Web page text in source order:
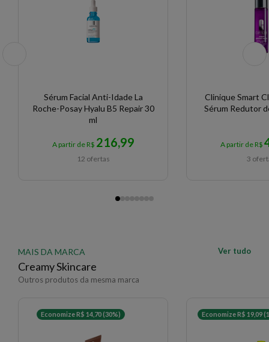
Sérum Facial Anti-Idade La
Roche-Posay Hyalu B5 Repair 30
ml
A partir de R$ 216,99
12 ofertas
Clinique Smart
Sérum Redutor
A partir de R$
3
MAIS DA MARCA
Creamy Skincare
Outros produtos da mesma marca
Ver tudo
Economize R$ 14,70 (30%) Economize R$ 19,09